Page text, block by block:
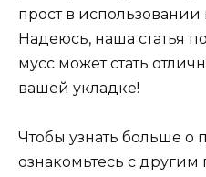
прост в
Надеюсь, наша статья
мусс может стать
вашей укладке!
Чтобы узнать больше о
ознакомьтесь с